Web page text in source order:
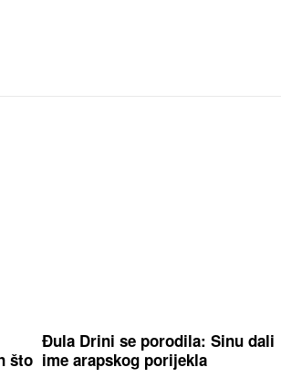
što
Đula Drini se porodila: Sinu dali
ime arapskog porijekla